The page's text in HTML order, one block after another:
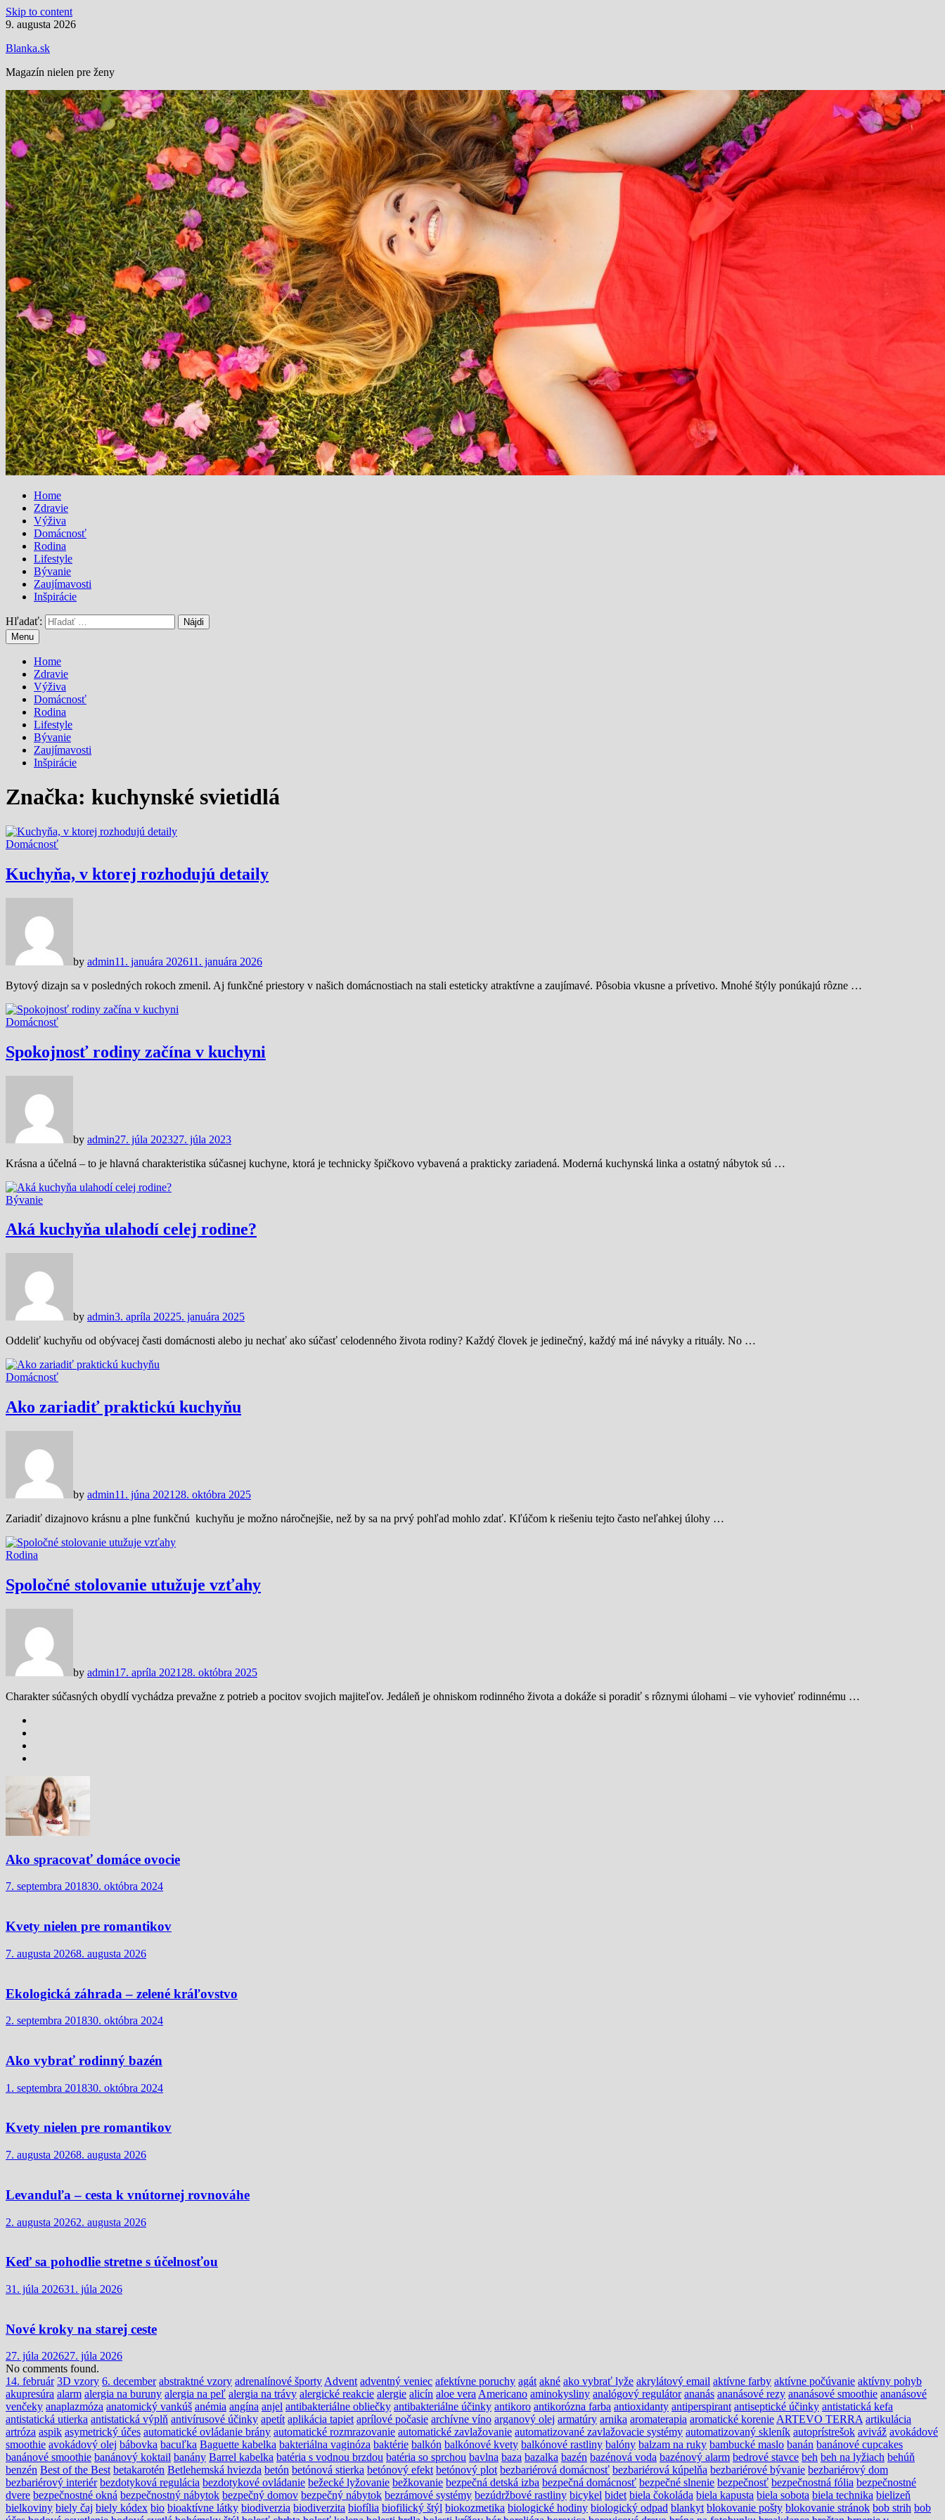
Skip to content
9. augusta 2026
Blanka.sk
Magazín nielen pre ženy
Home
Zdravie
Výživa
Domácnosť
Rodina
Lifestyle
Bývanie
Zaujímavosti
Inšpirácie
Hľadať:
Menu
Home
Zdravie
Výživa
Domácnosť
Rodina
Lifestyle
Bývanie
Zaujímavosti
Inšpirácie
Značka: kuchynské svietidlá
Domácnosť
Kuchyňa, v ktorej rozhodujú detaily
by admin11. januára 202611. januára 2026
Bytový dizajn sa v posledných rokoch zmenil. Aj funkčné priestory v našich domácnostiach na stali esteticky atraktívne a zaujímavé. Pôsobia vkusne a prívetivo. Mnohé štýly ponúkajú rôzne …
Domácnosť
Spokojnosť rodiny začína v kuchyni
by admin27. júla 202327. júla 2023
Krásna a účelná – to je hlavná charakteristika súčasnej kuchyne, ktorá je technicky špičkovo vybavená a prakticky zariadená. Moderná kuchynská linka a ostatný nábytok sú …
Bývanie
Aká kuchyňa ulahodí celej rodine?
by admin3. apríla 20225. januára 2025
Oddeliť kuchyňu od obývacej časti domácnosti alebo ju nechať ako súčasť celodenného života rodiny? Každý človek je jedinečný, každý má iné návyky a rituály. No …
Domácnosť
Ako zariadiť praktickú kuchyňu
by admin11. júna 2021 28. októbra 2025
Zariadiť dizajnovo krásnu a plne funkčnú kuchyňu je možno náročnejšie, než by sa na prvý pohľad mohlo zdať. Kľúčom k riešeniu tejto často neľahkej úlohy …
Rodina
Spoločné stolovanie utužuje vzťahy
by admin17. apríla 2021 28. októbra 2025
Charakter súčasných obydlí vychádza prevažne z potrieb a pocitov svojich majiteľov. Jedáleň je ohniskom rodinného života a dokáže si poradiť s rôznymi úlohami – vie vyhovieť rodinnému …
Ako spracovať domáce ovocie
7. septembra 201830. októbra 2024
Kvety nielen pre romantikov
7. augusta 20268. augusta 2026
Ekologická záhrada – zelené kráľovstvo
2. septembra 201830. októbra 2024
Ako vybrať rodinný bazén
1. septembra 201830. októbra 2024
Kvety nielen pre romantikov
7. augusta 20268. augusta 2026
Levanduľa – cesta k vnútornej rovnováhe
2. augusta 20262. augusta 2026
Keď sa pohodlie stretne s účelnosťou
31. júla 202631. júla 2026
Nové kroky na starej ceste
27. júla 202627. júla 2026
No comments found.
14. február 3D vzory 6. december abstraktné vzory adrenalínové športyAdvent adventný veniec afektívne poruchy agát akné ako vybrať lyže akrylátový email aktívne farby aktívne počúvanie aktívny pohyb
akupresúra alarm alergia na buruny alergia na peľ alergia na trávy alergické reakcie alergie alicín aloe veraAmericano aminokysliny analógový regulátor ananás ananásové rezy ananásové smoothie ananásové
venčeky anaplazmóza anatomický vankúš anémia angína anjel antibakteriálne obliečky antibakteriálne účinky antikoro antikorózna farba antioxidanty antiperspirant antiseptické účinky antistatická kefa
antistatická utierka antistatická výplň antivírusové účinky apetít aplikácia tapiet aprílové počasie archívne víno arganový olej armatúry arnika aromaterapia aromatické korenieARTEVO TERRA artikulácia
artróza aspik asymetrický účes automatické ovládanie brány automatické rozmrazovanie automatické zavlažovanie automatizované zavlažovacie systémy automatizovaný skleník autoprístrešok aviváž avokádové
smoothie avokádový olej bábovka bacuľka Baguette kabelka bakteriálna vaginóza baktérie balkón balkónové kvety balkónové rastliny balóny balzam na ruky bambucké maslo banán banánové cupcakes
banánové smoothie banánový koktail banány Barrel kabelka batéria s vodnou brzdou batéria so sprchou bavlna baza bazalka bazén bazénová voda bazénový alarm bedrové stavce beh beh na lyžiach behúň
benzén Best of the Best betakarotén Betlehemská hviezda betón betónová stierka betónový efekt betónový plot bezbariérová domácnosť bezbariérová kúpelňa bezbariérové bývanie bezbariérový dom
bezbariérový interiér bezdotyková regulácia bezdotykové ovládanie bežecké lyžovanie bežkovanie bezpečná detská izba bezpečná domácnosť bezpečné slnenie bezpečnosť bezpečnostná fólia bezpečnostné
dvere bezpečnostné okná bezpečnostný nábytok bezpečný domov bezpečný nábytok bezrámové systémy bezúdržbové rastliny bicykel bidet biela čokoláda biela kapusta biela sobota biela technika bielizeň
bielkoviny biely čaj biely kódex bio bioaktívne látky biodiverzia biodiverzita biofília biofilický štýl biokozmetika biologické hodiny biologický odpad blankyt blokovanie pošty blokovanie stránok bob strih bob